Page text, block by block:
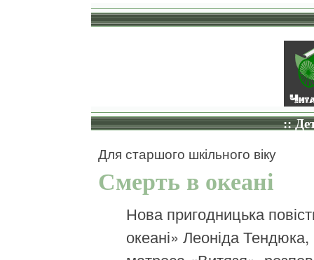
::
Для старшого шкільного віку
Смерть в океані
Нова пригодницька
океані» Леоніда